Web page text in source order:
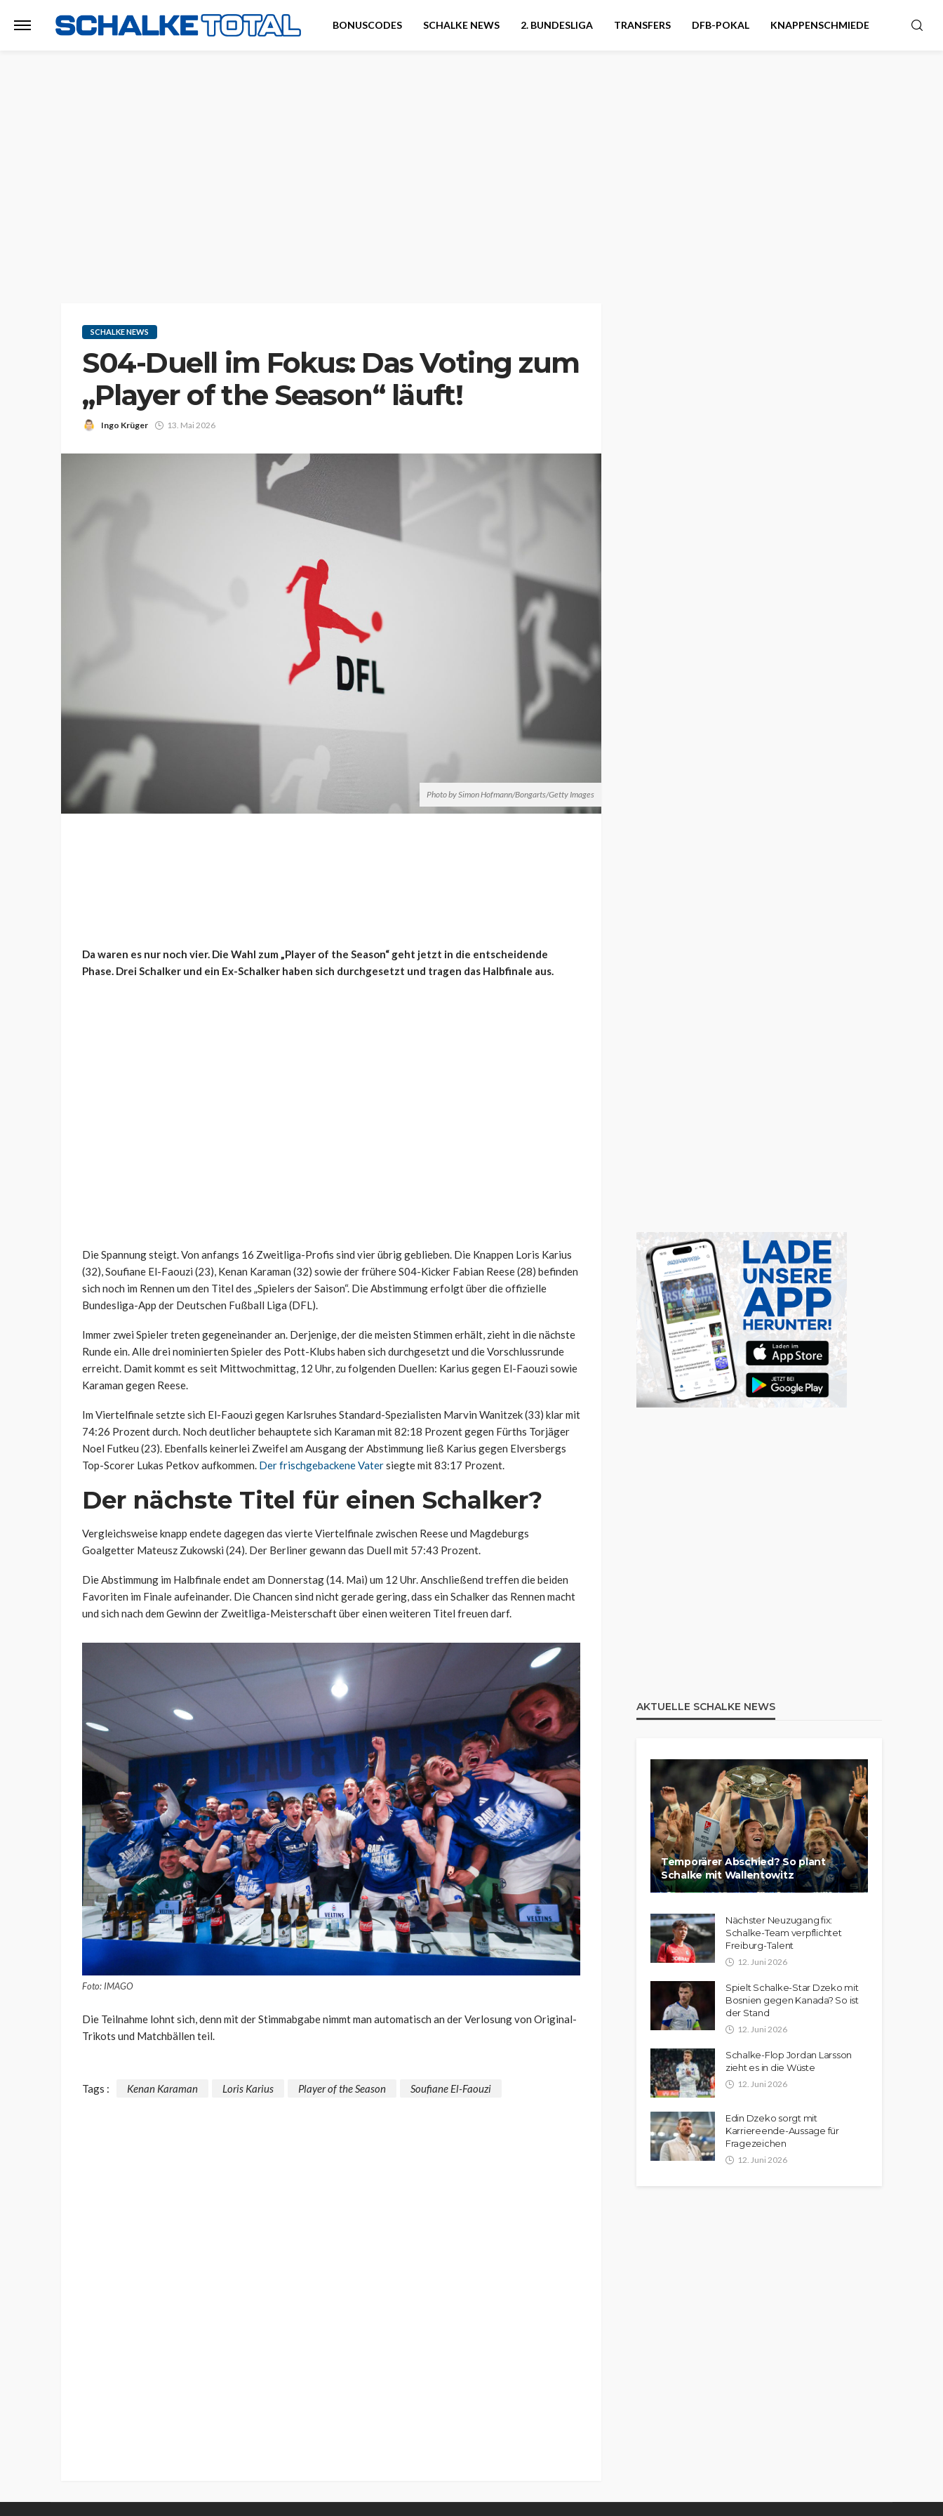
BONUSCODES SCHALKE NEWS 2. BUNDESLIGA TRANSFERS DFB-POKAL KNAPPENSCHMIEDE
SCHALKE NEWS
S04-Duell im Fokus: Das Voting zum
„Player of the Season“ läuft!
Ingo Krüger 13. Mai 2026
Photo by Simon Hofmann/Bongarts/Getty Images
Da waren es nur noch vier. Die Wahl zum „Player of the Season“ geht jetzt in die entscheidende
Phase. Drei Schalker und ein Ex-Schalker haben sich durchgesetzt und tragen das Halbfinale aus.
Die Spannung steigt. Von anfangs 16 Zweitliga-Profis sind vier übrig geblieben. Die Knappen Loris Karius
(32), Soufiane El-Faouzi (23), Kenan Karaman (32) sowie der frühere S04-Kicker Fabian Reese (28) befinden
sich noch im Rennen um den Titel des „Spielers der Saison“. Die Abstimmung erfolgt über die offizielle
Bundesliga-App der Deutschen Fußball Liga (DFL).
Immer zwei Spieler treten gegeneinander an. Derjenige, der die meisten Stimmen erhält, zieht in die nächste
Runde ein. Alle drei nominierten Spieler des Pott-Klubs haben sich durchgesetzt und die Vorschlussrunde
erreicht. Damit kommt es seit Mittwochmittag, 12 Uhr, zu folgenden Duellen: Karius gegen El-Faouzi sowie
Karaman gegen Reese.
Im Viertelfinale setzte sich El-Faouzi gegen Karlsruhes Standard-Spezialisten Marvin Wanitzek (33) klar mit
74:26 Prozent durch. Noch deutlicher behauptete sich Karaman mit 82:18 Prozent gegen Fürths Torjäger
Noel Futkeu (23). Ebenfalls keinerlei Zweifel am Ausgang der Abstimmung ließ Karius gegen Elversbergs
Top-Scorer Lukas Petkov aufkommen. Der frischgebackene Vatersiegte mit 83:17 Prozent.
Der nächste Titel für einen Schalker?
Vergleichsweise knapp endete dagegen das vierte Viertelfinale zwischen Reese und Magdeburgs
Goalgetter Mateusz Zukowski (24). Der Berliner gewann das Duell mit 57:43 Prozent.
Die Abstimmung im Halbfinale endet am Donnerstag (14. Mai) um 12 Uhr. Anschließend treffen die beiden
Favoriten im Finale aufeinander. Die Chancen sind nicht gerade gering, dass ein Schalker das Rennen macht
und sich nach dem Gewinn der Zweitliga-Meisterschaft über einen weiteren Titel freuen darf.
Foto: IMAGO
Die Teilnahme lohnt sich, denn mit der Stimmabgabe nimmt man automatisch an der Verlosung von Original-
Trikots und Matchbällen teil.
Tags : Kenan Karaman Loris Karius Player of the Season Soufiane El-Faouzi
AKTUELLE SCHALKE NEWS
Temporärer Abschied? So plant
Schalke mit Wallentowitz
Nächster Neuzugang fix:
Schalke-Team verpflichtet
Freiburg-Talent
12. Juni 2026
Spielt Schalke-Star Dzeko mit
Bosnien gegen Kanada? So ist
der Stand
12. Juni 2026
Schalke-Flop Jordan Larsson
zieht es in die Wüste
12. Juni 2026
Edin Dzeko sorgt mit
Karriereende-Aussage für
Fragezeichen
12. Juni 2026